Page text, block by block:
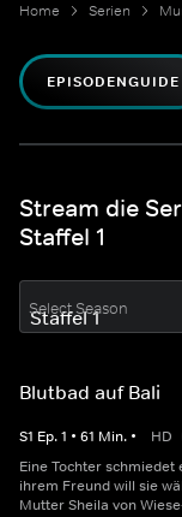
Home Serien
EPISODENGUIDE
Stream die
Staffel 1
Select Season
Blutbad auf Bali
S1 Ep.1 • 61 Min. • HD
Eine Tochter
ihrem Freund will sie
Mutter Sheila von